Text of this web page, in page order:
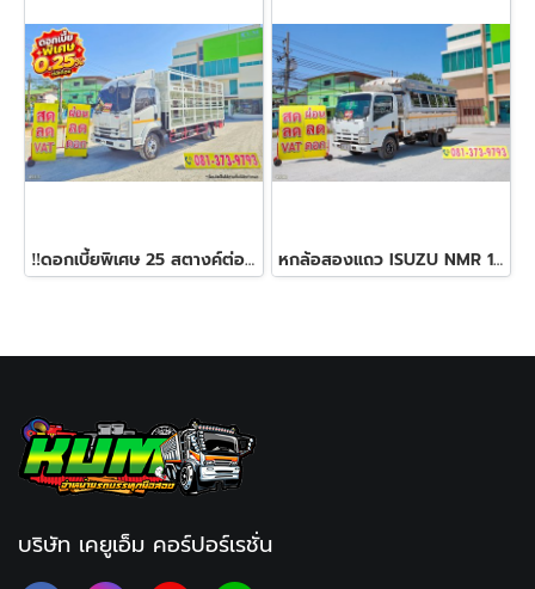
‼️ดอกเบี้ยพิเศษ 25 สตางค์ต่อเดือน‼️หกล้อคอก ISUZU FRR 190 แรง ปี 2564 หกล้อสองแถว ISUZU NMR 130 แรง ปี 2557
บริษัท เคยูเอ็ม คอร์ปอร์เรชั่น